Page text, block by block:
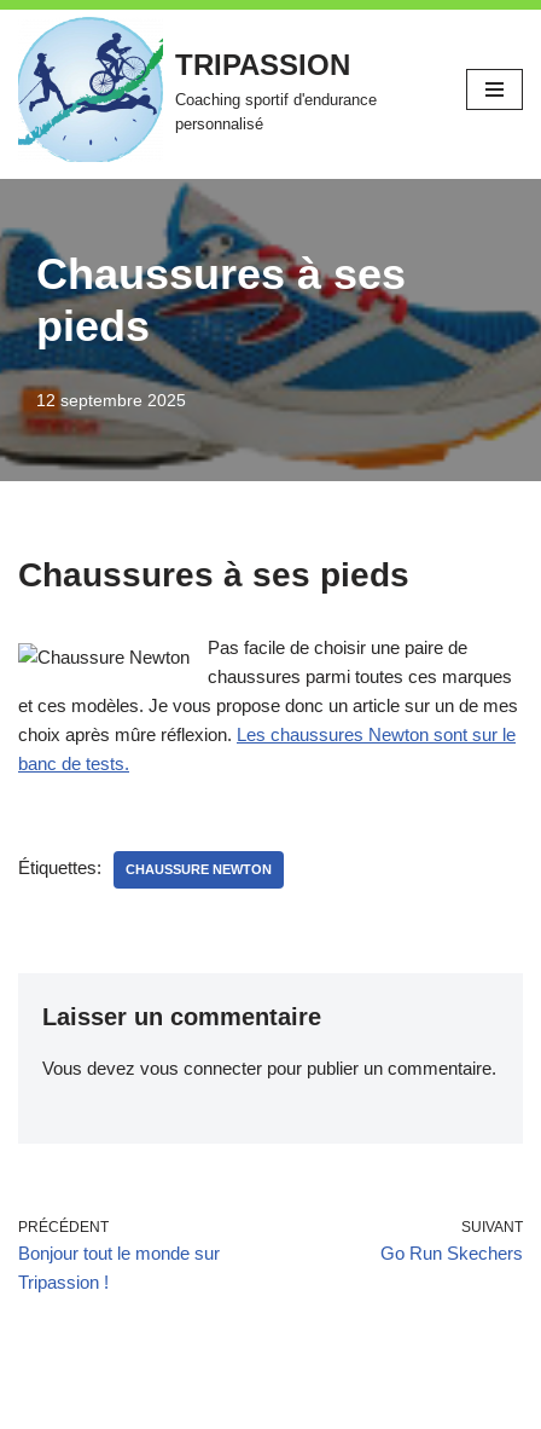
Aller
au
contenu
TRIPASSION
Coaching sportif d'endurance
personnalisé
Chaussures à ses
pieds
12 septembre 2025
Chaussures à ses pieds
Pas facile de choisir une paire de
chaussures parmi toutes ces marques
et ces modèles. Je vous propose donc un article sur un de mes
choix après mûre réflexion. Les chaussures Newton sont sur le
banc de tests.
Étiquettes: CHAUSSURE NEWTON
Laisser un commentaire
Vous devez vous connecter pour publier un commentaire.
PRÉCÉDENT
Bonjour tout le monde sur
Tripassion !
SUIVANT
Go Run Skechers